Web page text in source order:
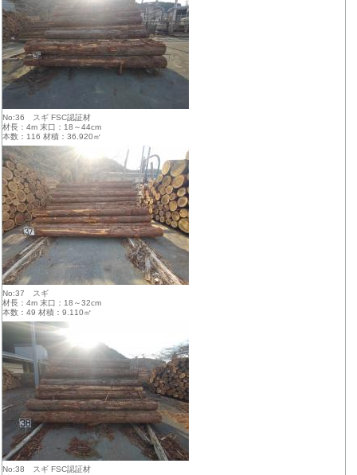
No:36 スギ FSC認証材
材長：4m 末口：18～44cm
本数：116 材積：36.920㎥
No:37 スギ
材長：4m 末口：18～32cm
本数：49 材積：9.110㎥
No:38 スギ FSC認証材